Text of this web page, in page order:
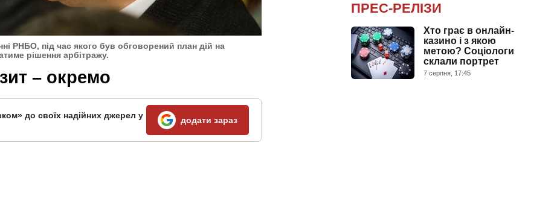
РНБО, під час якого був обговорений план дій на
рішення арбітражу.
– окремо
до своїх надійних джерел у
додати зараз
ПРЕС-РЕЛІЗИ
Хто грає в онлайн-
казино і з якою
метою? Соціологи
склали портрет
7 серпня, 17:45